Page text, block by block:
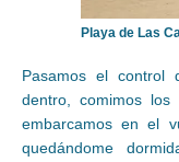
Playa de Las
Pasamos el control
dentro, comimos los
embarcamos en el
quedándome